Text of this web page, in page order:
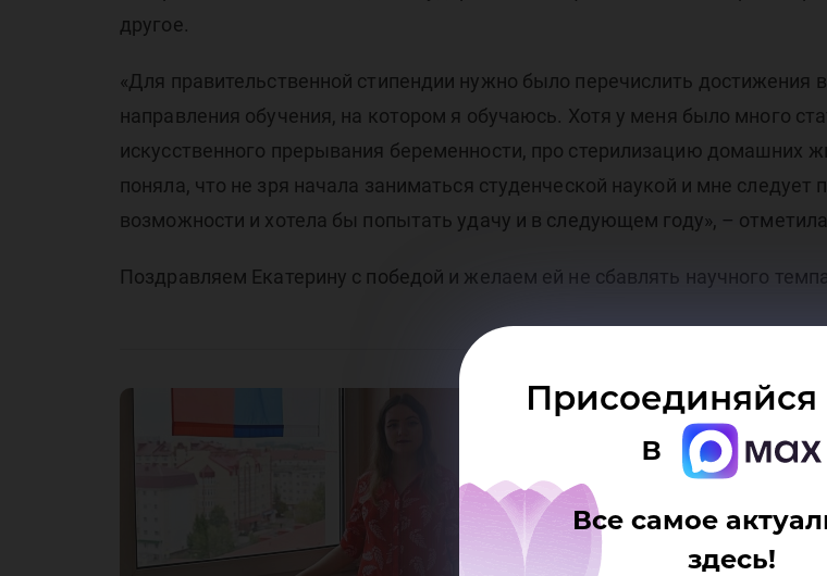
РФ
в
Все самое
здесь!
другое.
«Для правительственной стипендии нужно было перечислить достижения
направления обучения, на котором я обучаюсь. Хотя у меня было много
искусственного прерывания беременности, про стерилизацию домашних
поняла, что не зря начала заниматься студенческой наукой и мне
возможности и хотела бы попытать удачу и в следующем году», –
Поздравляем Екатерину с победой и желаем ей не сбавлять научного